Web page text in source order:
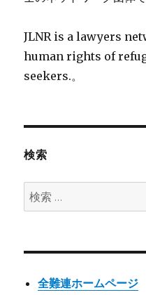
JLNR is a lawyers
human rights of
seekers.。
検索
検
索:
全難連ホームページ